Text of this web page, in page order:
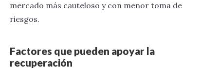
mercado más cauteloso y con menor toma de
riesgos.
Factores que pueden apoyar la
recuperación